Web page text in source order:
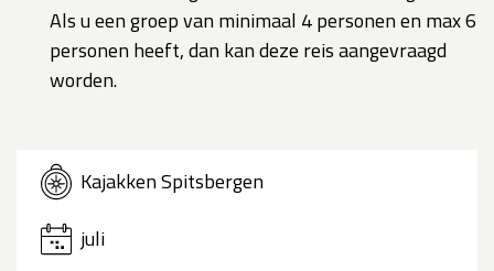
Als u een groep van minimaal 4 personen en max 6
personen heeft, dan kan deze reis aangevraagd
worden.
Kajakken Spitsbergen
juli